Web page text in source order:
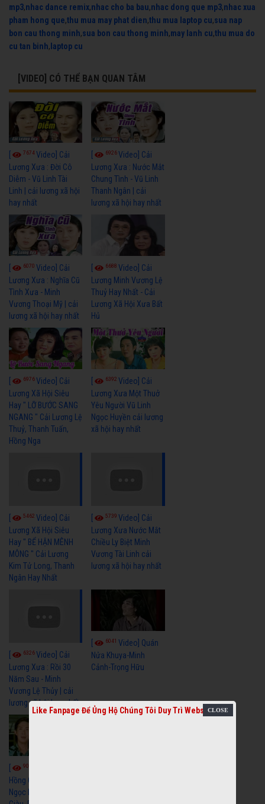
mp3,nhac dance remix,nhac cho ba bau,nhac dong que mp3,nhac xua
pham hong que,thu mua may phat dien,thu mua laptop cu,sua nap
bon cau thong minh,sua bon cau thong minh,may lanh cu,thu mua do
cu tan binh, laptop cu
[VIDEO] CÓ THỂ BẠN QUAN TÂM
7674Video] Cải
Lương Xưa : Đời Cô
Diễm - Vũ Linh Tài
Linh | cải lương xã hội
hay nhất
6926Video] Cải
Lương Xưa : Nước Mắt
Chung Tình - Vũ Linh
Thanh Ngân | cải
lương xã hội hay nhất
6070 Video] Cải
Lương Xưa : Nghĩa Cũ
Tình Xưa - Minh
Vương Thoại Mỹ | cải
lương xã hội hay nhất
6688Video] Cải
Lương Minh Vương Lệ
Thuỷ Hay Nhất - Cải
Lương Xã Hội Xưa Bất
Hủ
6976Video] Cải
Lương Xã Hội Siêu
Hay " LỠ BƯỚC SANG
NGANG " Cải Lương Lệ
Thuỷ, Thanh Tuấn,
Hồng Nga
6392Video] Cải
Lương Xưa Một Thuở
Yêu Người Vũ Linh
Ngọc Huyền cải lương
xã hội hay nhất
5462 Video] Cải
Lương Xã Hội Siêu
Hay " BỂ HẬN MÊNH
MÔNG " Cải Lương
Kim Tử Long, Thanh
Ngân Hay Nhất
5739Video] Cải
Lương Xưa Nước Mắt
Chiều Ly Biệt Minh
Vương Tài Linh cải
lương xã hội hay nhất
6326Video] Cải
Lương Xưa : Rồi 30
Năm Sau - Minh
Vương Lệ Thủy | cải
lương xã hội hay nhất
6041Video] Quán
Nửa Khuya-Minh
Cảnh-Trọng Hữu
9059
Hồng Cài Áo - Vũ Linh,
Ngọc Huyền, Ngọc
Like Fanpage Để Ủng Hộ Chúng Tôi Duy Trì Website